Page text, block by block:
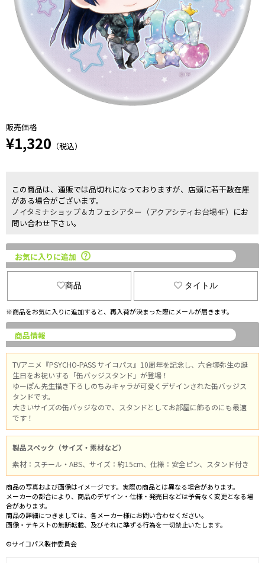
販売価格
¥1,320 （税込）
この商品は、通販では品切れになっておりますが、店頭に若干数在庫
がある場合がございます。
ノイタミナショップ＆カフェシアター（アクアシティお台場4F） にお
問い合わせ下さい。
お気に入りに追加
商品 タイトル
※商品をお気に入りに追加すると、再入荷が決まった際にメールが届きます。
商品情報
TVアニメ『PSYCHO-PASS サイコパス』10周年を記念し、六合塚弥生の誕
生日をお祝いする「缶バッジスタンド」が登場！
ゆーぽん先生描き下ろしのちみキャラが可愛くデザインされた缶バッジス
タンドです。
大きいサイズの缶バッジなので、スタンドとしてお部屋に飾るのにも最適
です！
製品スペック（サイズ・素材など）
素材：スチール・ABS、サイズ：約15cm、仕様：安全ピン、スタンド付き
商品の写真および画像はイメージです。実際の商品とは異なる場合があります。
メーカーの都合により、商品のデザイン・仕様・発売日などは予告なく変更となる場
合があります。
商品の詳細につきましては、各メーカー様にお問い合わせください。
画像・テキストの無断転載、及びそれに準ずる行為を一切禁止いたします。
©サイコパス製作委員会